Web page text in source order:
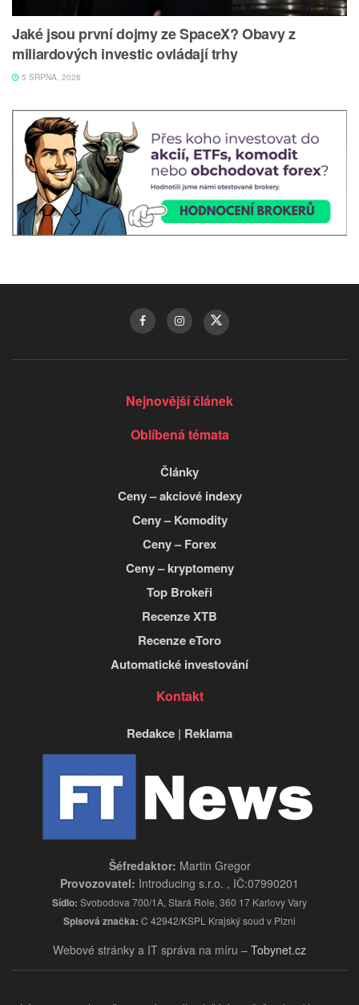
Jaké jsou první dojmy ze SpaceX? Obavy z
miliardových investic ovládají trhy
5 SRPNA, 2026
Nejnovější článek
Oblíbená témata
Články
Ceny – akciové indexy
Ceny – Komodity
Ceny – Forex
Ceny – kryptomeny
Top Brokeři
Recenze XTB
Recenze eToro
Automatické investování
Kontakt
Redakce | Reklama
Šéfredaktor: Martin Gregor
Provozovatel: Introducing s.r.o. , IČ:07990201
Sídlo: Svobodova 700/1A, Stará Role, 360 17 Karlovy Vary
Spisová značka: C 42942/KSPL Krajský soud v Plzni
Webové stránky a IT správa na míru – Tobynet.cz